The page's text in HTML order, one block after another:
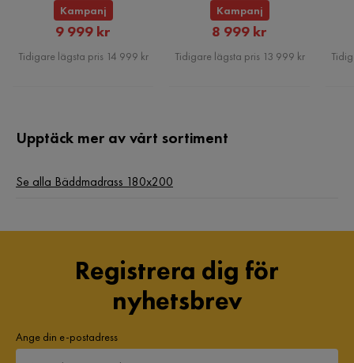
Kampanj
Rabatterat
Pris
9 999 kr
Tidigare lägsta pris 14 999 kr
Kampanj
Rabatterat
Pris
8 999 kr
Tidigare lägsta pris 13 999 kr
Upptäck mer av vårt sortiment
Se alla Bäddmadrass 180x200
Registrera dig för
nyhetsbrev
Ange din e-postadress